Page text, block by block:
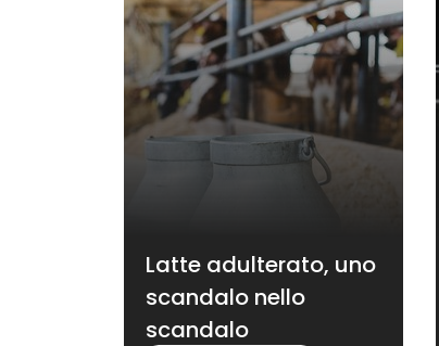
Latte adulterato, uno
scandalo nello
scandalo